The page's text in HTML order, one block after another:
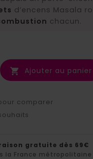
d’encens Masala
chacun.
 Ajouter au panier
comparer
gratuite dès 69€
la France métropolitaine